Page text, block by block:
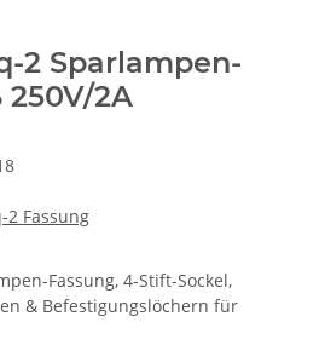
2 Sparlampen-
2A
2 Fassung
Fassung, 4-Stift-Sockel,
& Befestigungslöchern für